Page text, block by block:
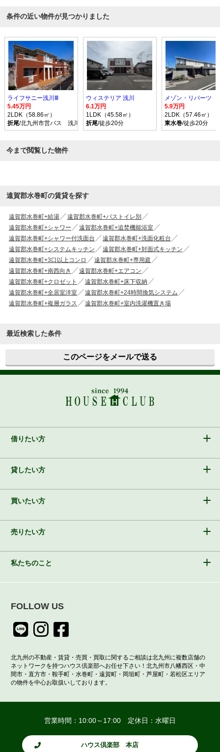
条件の近い物件が見つかりました
ライフサニー浅川Ⅲ
5.45万円
2LDK（58.86㎡）
折尾/北九州市営バス 浅川交差点 バス乗車時間9分 停歩3分
ウィステリア 浅川
6.1万円
1LDK（45.58㎡）
折尾/徒歩20分
メゾン・リバーツ
5.9万円
2LDK（57.46㎡）
東水巻/徒歩20分
今まで閲覧した物件
遠賀郡水巻町の賃貸を探す
遠賀郡水巻町+給湯
遠賀郡水巻町+バストイレ別
遠賀郡水巻町+シャワー
遠賀郡水巻町+追焚機能浴室
遠賀郡水巻町+シャワー付洗面台
遠賀郡水巻町+洗面化粧台
遠賀郡水巻町+システムキッチン
遠賀郡水巻町+対面式キッチン
遠賀郡水巻町+3口以上コンロ
遠賀郡水巻町+専用庭
遠賀郡水巻町+南西向き
遠賀郡水巻町+エアコン
遠賀郡水巻町+クロゼット
遠賀郡水巻町+床下収納
遠賀郡水巻町+全居室洋室
遠賀郡水巻町+24時間換気システム
遠賀郡水巻町+複層ガラス
遠賀郡水巻町+室内洗濯機置き場
最近検索した条件
このページをメールで送る
借りたい方
貸したい方
買いたい方
売りたい方
私たちのこと
FOLLOW US
北九州の不動産・賃貸・売買・買取に関するご相談は北九州に複数店舗の
ネットワークを持つハウス倶楽部へお任せ下さい！北九州市八幡西区・中
間市・直方市・鞍手町・水巻町・遠賀町・岡垣町・芦屋町・若松区エリア
の物件を中心お取扱いしております。
営業時間：10:00～17:00 定休日：水曜日
ハウス倶楽部 本店